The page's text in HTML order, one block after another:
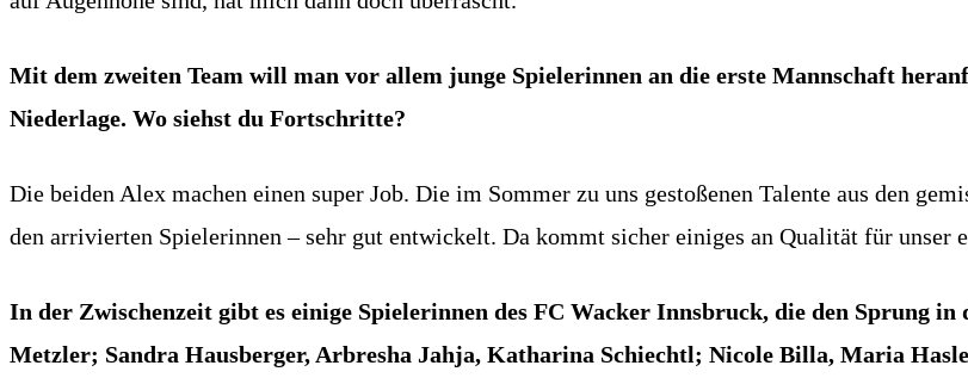
Mit dem zweiten Team will man vor allem junge Spielerinnen an die erste Mannschaft
Niederlage. Wo siehst du Fortschritte?
Die beiden Alex machen einen super Job. Die im Sommer zu uns gestoßenen Talente aus den
den arrivierten Spielerinnen – sehr gut entwickelt. Da kommt sicher einiges an Qualität für unser
In der Zwischenzeit gibt es einige Spielerinnen des FC Wacker Innsbruck, die den Sprung
Metzler; Sandra Hausberger, Arbresha Jahja, Katharina Schiechtl; Nicole Billa, Maria